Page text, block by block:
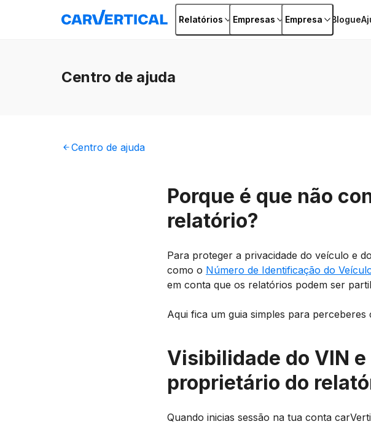
Relatórios Empresas Empresa Blogue
Centro de ajuda
Centro de ajuda
Porque é que não
relatório?
Para proteger a privacidade do veículo e
como o Número de Identificação do
em conta que os relatórios podem ser
Aqui fica um guia simples para perceberes
Visibilidade do VIN
proprietário do
Quando inicias sessão na tua conta